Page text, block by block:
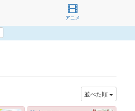
アニメ
並べた順